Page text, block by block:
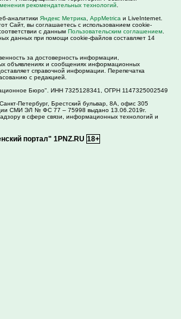
рекомендательных технологий
аналитики Яндекс Метрика AppMetrica и LiveInternet.
Сайт, вы соглашаетесь с использованием cookie-
с данным Пользовательским соглашением
данных при помощи cookie-файлов составляет 14
за достоверность информации,
объявлениях и сообщениях информационных
справочной информации. Перепечатка
с редакцией.
Бюро". ИНН 7325128341, ОГРН 1147325002549
Петербург, Брестский бульвар, 8А, офис 305
СМИ ЭЛ № ФС 77 – 75998 выдано 13.06.2019г.
в сфере связи, информационных технологий и
портал" 1PNZ.RU 18+